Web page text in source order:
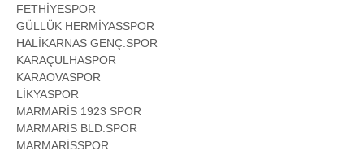
FETHİYESPOR
GÜLLÜK HERMİYASSPOR
HALİKARNAS GENÇ.SPOR
KARAÇULHASPOR
KARAOVASPOR
LİKYASPOR
MARMARİS 1923 SPOR
MARMARİS BLD.SPOR
MARMARİSSPOR